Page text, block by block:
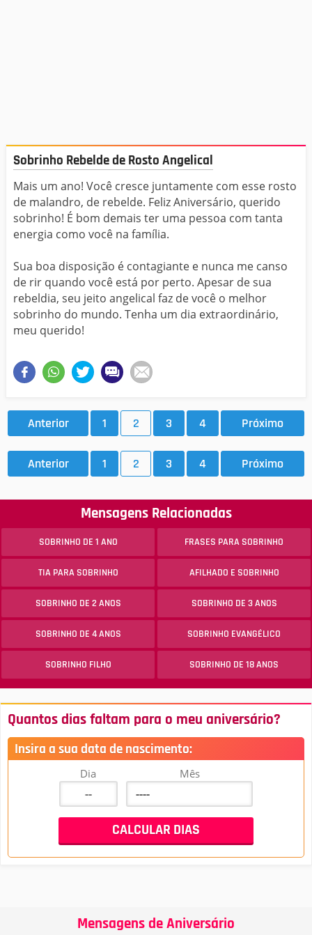
Sobrinho Rebelde de Rosto Angelical
Mais um ano! Você cresce juntamente com esse rosto
de malandro, de rebelde. Feliz Aniversário, querido
sobrinho! É bom demais ter uma pessoa com tanta
energia como você na família.
Sua boa disposição é contagiante e nunca me canso
de rir quando você está por perto. Apesar de sua
rebeldia, seu jeito angelical faz de você o melhor
sobrinho do mundo. Tenha um dia extraordinário,
meu querido!
Anterior 1 2 3 4 Próximo
Anterior 1 2 3 4 Próximo
Mensagens Relacionadas
SOBRINHO DE 1 ANO FRASES PARA SOBRINHO
TIA PARA SOBRINHO AFILHADO E SOBRINHO
SOBRINHO DE 2 ANOS SOBRINHO DE 3 ANOS
SOBRINHO DE 4 ANOS SOBRINHO EVANGÉLICO
SOBRINHO FILHO SOBRINHO DE 18 ANOS
Quantos dias faltam para o meu aniversário?
Insira a sua data de nascimento:
Dia Mês
Mensagens de Aniversário